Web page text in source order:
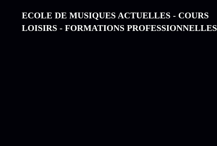
ECOLE DE MUSIQUES ACTUELLES - COURS
LOISIRS - FORMATIONS PROFESSIONNELLES